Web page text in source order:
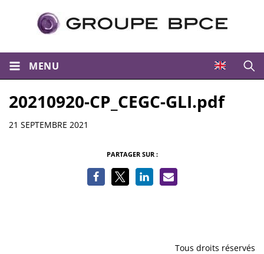
MENU
20210920-CP_CEGC-GLI.pdf
Informations
21 SEPTEMBRE 2021
PARTAGER SUR :
Tous droits réservés